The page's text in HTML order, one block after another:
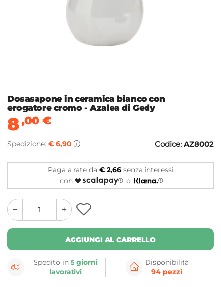
Dosasapone in ceramica bianco con
erogatore cromo - Azalea di Gedy
8,00 €
Spedizione: € 6,90 Codice: AZ8002
Paga a rate da € 2,66senza interessi
con
o
quantity
button
quantity
minus
button
AGGIUNGI AL CARRELLO
Spedito in5 giorni
lavorativi
Disponibilità
94 pezzi